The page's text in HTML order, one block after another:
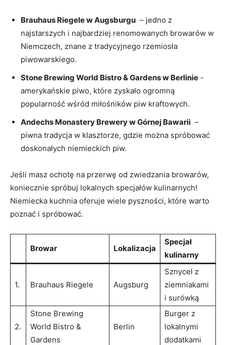
Brauhaus Riegele w Augsburgu ⁤ – jedno z
najstarszych i ‍najbardziej renomowanych browarów w
Niemczech, znane⁢ z tradycyjnego rzemiosła
piwowarskiego.
Stone Brewing ⁢World Bistro & Gardens⁢ w Berlinie ​-‌
amerykańskie piwo, które zyskało ogromną​
popularność‍ wśród miłośników piw kraftowych.
Andechs Monastery Brewery w Górnej Bawarii ⁣ –
piwna tradycja w klasztorze, gdzie można spróbować
doskonałych niemieckich piw.
Jeśli masz ochotę na ‌przerwę od zwiedzania browarów,
koniecznie spróbuj lokalnych specjałów kulinarnych!
Niemiecka⁤ kuchnia oferuje wiele ​pyszności, które warto
poznać i spróbować.
Browar Lokalizacja
Specjał
kulinarny
1. Brauhaus Riegele Augsburg
Sznycel z
ziemniakami
i⁢ surówką
2.
Stone ​Brewing
World Bistro &
Gardens
Berlin
Burger z
lokalnymi
dodatkami